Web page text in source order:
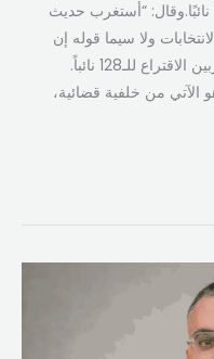
قانون الإنتخابات وانتخاب المغتربين لـ128 نائبًا.وقال: “أستغرب حديث
ولا سيما قوله إن
تعليق الدائرة السادسة عشرة يتيح للمغتربين الاقتراع للـ128 نائباً.
الآتي من خلفية قضائية،